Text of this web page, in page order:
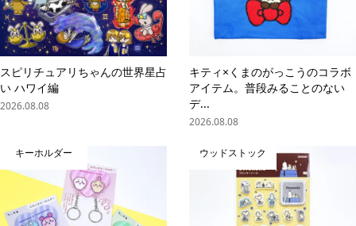
スピリチュアリちゃんの世界星占
い ハワイ編
2026.08.08
キティ×くまのがっこうのコラボ
アイテム。普段みることのない
デ...
2026.08.08
キーホルダー ウッドストック